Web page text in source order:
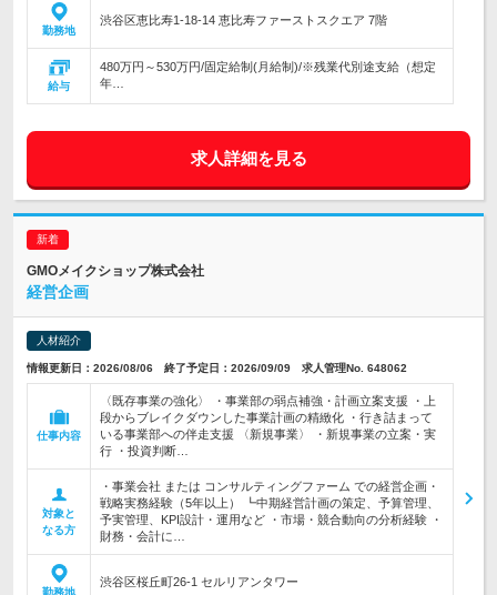
勤務地
渋谷区恵比寿1-18-14 恵比寿ファーストスクエア 7階
給与
480万円～530万円/固定給制(月給制)/※残業代別途支給（想定
年…
求人詳細を見る
GMOメイクショップ株式会社
経営企画
人材紹介
情報更新日：2026/08/06 終了予定日：2026/09/09 求人管理No. 648062
仕事内容
〈既存事業の強化〉 ・事業部の弱点補強・計画立案支援 ・上
段からブレイクダウンした事業計画の精緻化 ・行き詰まって
いる事業部への伴走支援 〈新規事業〉 ・新規事業の立案・実
行 ・投資判断…
対象と
なる方
・事業会社 または コンサルティングファーム での経営企画・
戦略実務経験（5年以上） ┗中期経営計画の策定、予算管理、
予実管理、KPI設計・運用など ・市場・競合動向の分析経験 ・
財務・会計に…
勤務地
渋谷区桜丘町26-1 セルリアンタワー